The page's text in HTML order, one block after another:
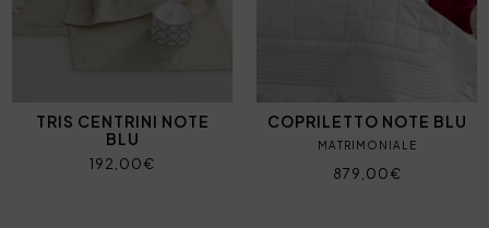
TRIS CENTRINI NOTE
BLU
192,00€
COPRILETTO NOTE BLU
MATRIMONIALE
879,00€